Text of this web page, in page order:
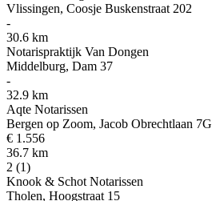
Vlissingen, Coosje Buskenstraat 202
-
30.6 km
Notarispraktijk Van Dongen
Middelburg, Dam 37
-
32.9 km
Aqte Notarissen
Bergen op Zoom, Jacob Obrechtlaan 7G
€ 1.556
36.7 km
2 (1)
Knook & Schot Notarissen
Tholen, Hoogstraat 15